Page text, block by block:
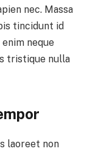
nec. Massa
tincidunt id
neque
tristique nulla
laoreet non